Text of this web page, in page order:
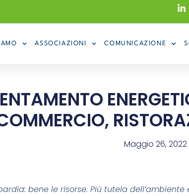
ASSOCIAZIONI COMUNICAZIONE
Maggio 26, 2022
bene le risorse. Più tutela